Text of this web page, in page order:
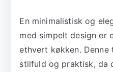
En minimalistisk og
med simpelt design er
ethvert køkken.
stilfuld og praktisk, da